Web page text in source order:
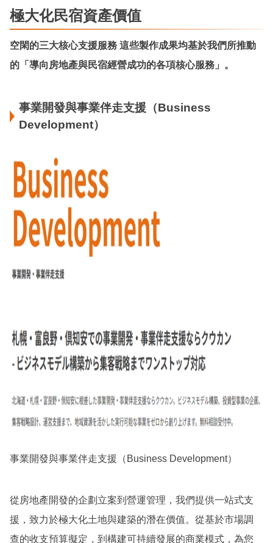
極大化民宿資產價值
空閑的三大核心支援服務 這些製作成果均基於我們所推動
的「導向房地產與民宿經營成功的各項核心服務」。
事業開發與事業伴走支援（Business
Development）
事業開發與事業伴走支援（Business Development）
從房地產開發的企劃立案到營運管理，我們提供一站式支
援，致力於極大化土地與建築的潛在價值。從基於市場調
查的收支預算擬定，到構建可持續發展的商業模式，為您